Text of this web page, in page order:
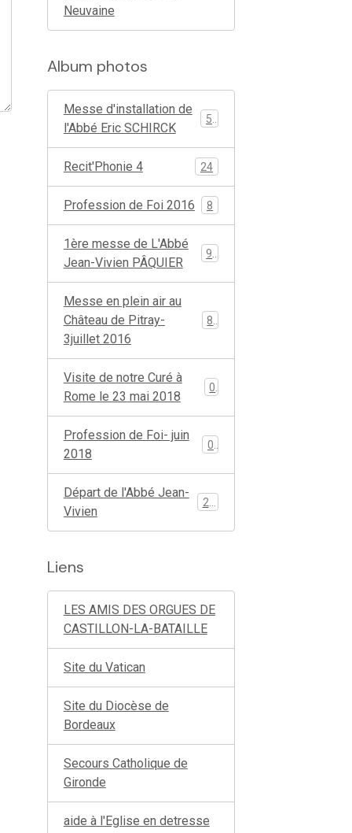
Neuvaine
Album photos
Messe d'installation de
l'Abbé Eric SCHIRCK
Recit'Phonie 4 24
Profession de Foi 2016 8
1ère messe de L'Abbé
Jean-Vivien PÂQUIER
Messe en plein air au
Château de Pitray-
3juillet 2016
Visite de notre Curé à
Rome le 23 mai 2018
Profession de Foi- juin
2018
Départ de l'Abbé Jean-
Vivien
Liens
LES AMIS DES ORGUES DE
CASTILLON-LA-BATAILLE
Site du Vatican
Site du Diocèse de
Bordeaux
Secours Catholique de
Gironde
aide à l'Eglise en detresse